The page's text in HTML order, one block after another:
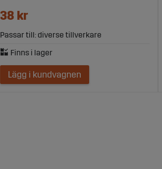
38 kr
Passar till: diverse tillverkare
Lägg i kundvagnen